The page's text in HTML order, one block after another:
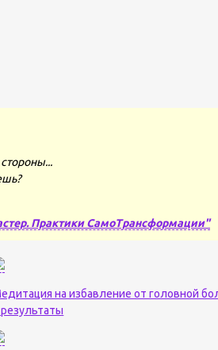
Практики СамоТрансформации"
на избавление от головной